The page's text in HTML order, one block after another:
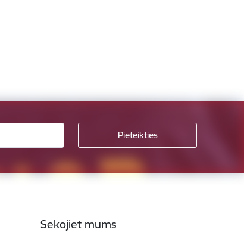
Sekojiet mums